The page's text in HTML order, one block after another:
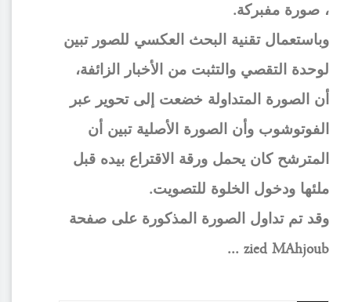
، صورة مفبركة.
وباستعمال تقنية البحث العكسي للصور تبين
لوحدة التقصي والتثبت من الأخبار الزائفة،
أن الصورة المتداولة خضعت إلى تحوير عبر
الفوتوشوب وأن الصورة الأصلية تبين أن
المترشح كان يحمل ورقة الاقتراع بيده قبل
ملئها ودخول الخلوة للتصويت.
وقد تم تداول الصورة المذكورة على صفحة
zied MAhjoub ...